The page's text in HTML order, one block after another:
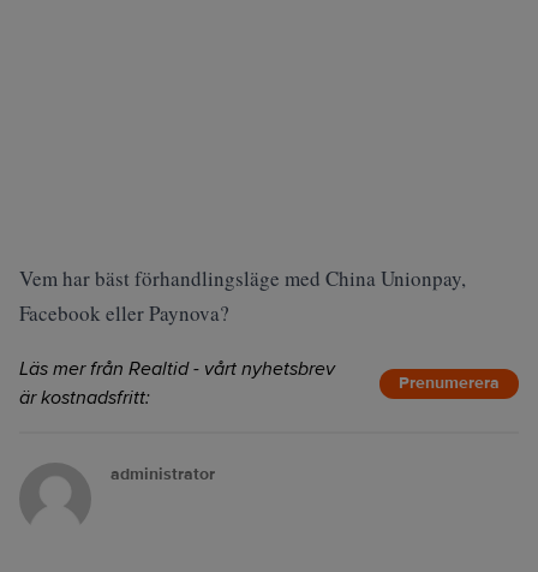
Vem har bäst förhandlingsläge med China Unionpay,
Facebook eller Paynova?
Läs mer från Realtid - vårt nyhetsbrev
är kostnadsfritt:
Prenumerera
administrator